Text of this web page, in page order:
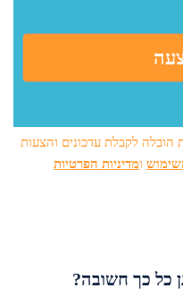
הובלה לקבלת עדכונים והצעות
ומדיניות הפרטיות
כל כך חשובה?